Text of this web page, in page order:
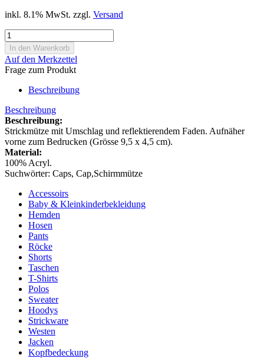
inkl. 8.1% MwSt. zzgl. Versand
Auf den Merkzettel
Frage zum Produkt
Beschreibung
Beschreibung
Beschreibung:
Strickmütze mit Umschlag und reflektierendem Faden. Aufnäher
vorne zum Bedrucken (Grösse 9,5 x 4,5 cm).
Material:
100% Acryl.
Suchwörter: Caps, Cap,Schirmmütze
Accessoirs
Baby & Kleinkinderbekleidung
Hemden
Hosen
Pants
Röcke
Shorts
Taschen
T-Shirts
Polos
Sweater
Hoodys
Strickware
Westen
Jacken
Kopfbedeckung